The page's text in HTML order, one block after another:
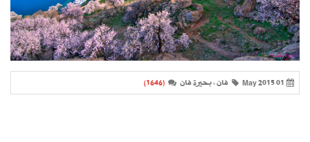
01 May 2015 فان ، بحيرة فان (1646)